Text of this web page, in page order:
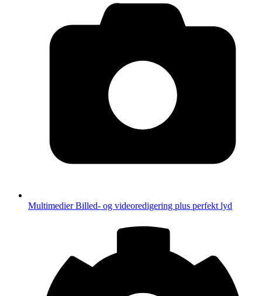
MultimedierBilled- og videoredigering plus perfekt lyd